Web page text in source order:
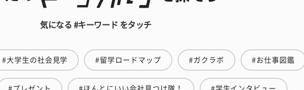
気になる #キーワード をタッチ
#大学生の社会見学 #留学ロードマップ #ガクラボ #お仕事図鑑
#プレゼント #ほんとにいい会社見つけ隊！ #学生インタビュー